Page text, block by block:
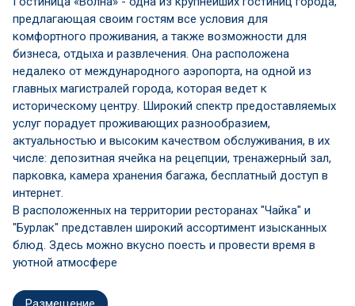
предлагающая своим гостям все условия для
комфортного проживания, а также возможности для
бизнеса, отдыха и развлечения. Она расположена
недалеко от международного аэропорта, на одной из
главных магистралей города, которая ведет к
историческому центру. Широкий спектр предоставляемых
услуг порадует проживающих разнообразием,
актуальностью и высоким качеством обслуживания, в их
числе: депозитная ячейка на рецепции, тренажерный зал,
парковка, камера хранения багажа, бесплатный доступ в
интернет.
В расположенных на территории ресторанах "Чайка" и
"Бурлак" представлен широкий ассортимент изысканных
блюд. Здесь можно вкусно поесть и провести время в
уютной атмосфере